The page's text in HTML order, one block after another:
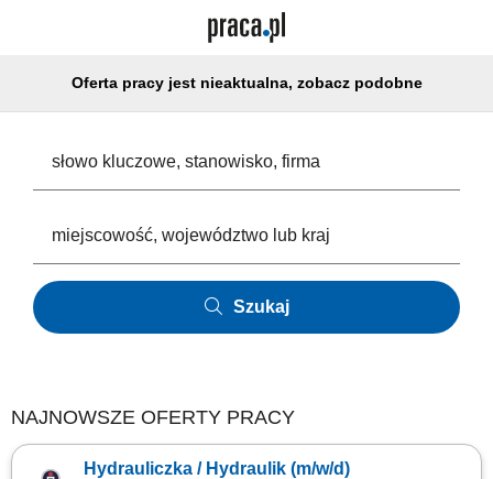
Oferta pracy jest nieaktualna, zobacz podobne
Szukaj
NAJNOWSZE OFERTY PRACY
Hydrauliczka / Hydraulik (m/w/d)